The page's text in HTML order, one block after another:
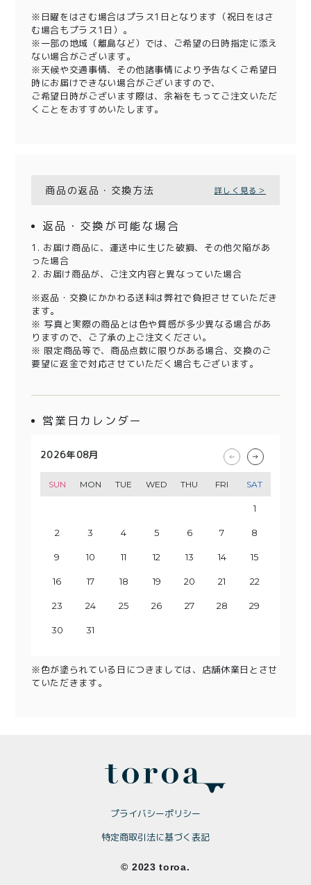
※日曜をはさむ場合はプラス1日となります（祝日をはさ
む場合もプラス1日）。
※一部の地域（離島など）では、ご希望の日時指定に添え
ない場合がございます。
※天候や交通事情、その他諸事情により予告なくご希望日
時にお届けできない場合がございますので、
ご希望日時がございます際は、余裕をもってご注文いただ
くことをおすすめいたします。
商品の返品・交換方法 詳しく見る＞
返品・交換が可能な場合
1. お届け商品に、運送中に生じた破損、その他欠陥があ
った場合
2. お届け商品が、ご注文内容と異なっていた場合
※返品・交換にかかわる送料は弊社で負担させていただき
ます。
※ 写真と実際の商品とは色や質感が多少異なる場合があ
りますので、ご了承の上ご注文ください。
※ 限定商品等で、商品点数に限りがある場合、交換のご
要望に返金で対応させていただく場合もございます。
営業日カレンダー
2026年08月
SUN MON TUE WED THU FRI SAT
1
2 3 4 5 6 7 8
9 10 11 12 13 14 15
16 17 18 19 20 21 22
23 24 25 26 27 28 29
30 31
2026年09月
SUN MON TUE WED THU FRI SAT
5
6 7 8 9 10 11 12
13 14 15 16 17 18 19
20 21 22 23 24 25 26
27 28 29 30
2026年10月
SUN MON TUE WED THU FRI SAT
3
4 5 6 7 8 9 10
11 12 13 14 15 16 17
18 19 20 21 22 23 24
25 26 27 28 29 30 31
2026年11月
SUN MON TUE WED THU FRI SAT
7
8 9 10 11 12 13 14
15 16 17 18 19 20 21
22 23 24 25 26 27 28
29 30
※色が塗られている日につきましては、店舗休業日とさせ
ていただきます。
プライバシーポリシー
特定商取引法に基づく表記
© 2023 toroa.